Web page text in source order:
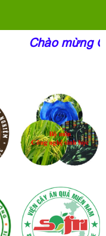
Chào mừng